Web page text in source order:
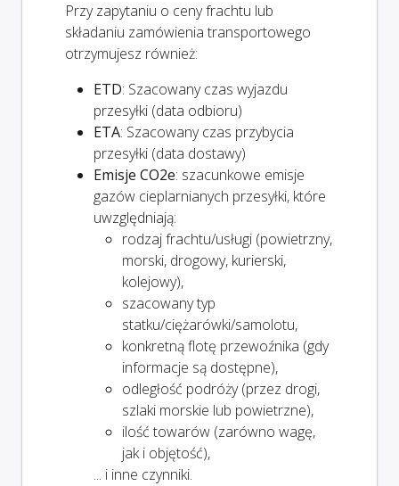
Przy zapytaniu o ceny frachtu lub
składaniu zamówienia transportowego
otrzymujesz również:
ETD: Szacowany czas wyjazdu
przesyłki (data odbioru)
ETA: Szacowany czas przybycia
przesyłki (data dostawy)
Emisje CO2e: szacunkowe emisje
gazów cieplarnianych przesyłki, które
uwzględniają:
rodzaj frachtu/usługi (powietrzny,
morski, drogowy, kurierski,
kolejowy),
szacowany typ
statku/ciężarówki/samolotu,
konkretną flotę przewoźnika (gdy
informacje są dostępne),
odległość podróży (przez drogi,
szlaki morskie lub powietrzne),
ilość towarów (zarówno wagę,
jak i objętość),
... i inne czynniki.